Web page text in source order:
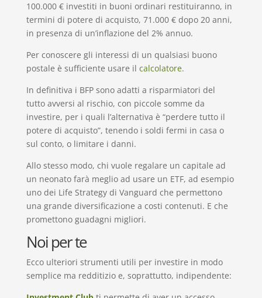
100.000 € investiti in buoni ordinari restituiranno, in
termini di potere di acquisto, 71.000 € dopo 20 anni,
in presenza di un’inflazione del 2% annuo.
Per conoscere gli interessi di un qualsiasi buono
postale è sufficiente usare il calcolatore.
In definitiva i BFP sono adatti a risparmiatori del
tutto avversi al rischio, con piccole somme da
investire, per i quali l’alternativa è “perdere tutto il
potere di acquisto”, tenendo i soldi fermi in casa o
sul conto, o limitare i danni.
Allo stesso modo, chi vuole regalare un capitale ad
un neonato farà meglio ad usare un ETF, ad esempio
uno dei Life Strategy di Vanguard che permettono
una grande diversificazione a costi contenuti. E che
promettono guadagni migliori.
Noi per te
Ecco ulteriori strumenti utili per investire in modo
semplice ma redditizio e, soprattutto, indipendente: